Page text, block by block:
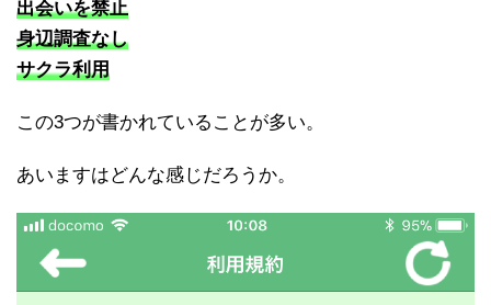
出会いを禁止
身辺調査なし
サクラ利用
この3つが書かれていることが多い。
あいますはどんな感じだろうか。